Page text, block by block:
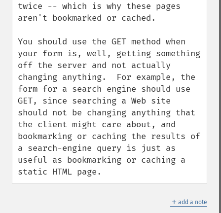
twice -- which is why these pages
aren't bookmarked or cached.
You should use the GET method when
your form is, well, getting something
off the server and not actually
changing anything.  For example, the
form for a search engine should use
GET, since searching a Web site
should not be changing anything that
the client might care about, and
bookmarking or caching the results of
a search-engine query is just as
useful as bookmarking or caching a
static HTML page.
＋ add a note